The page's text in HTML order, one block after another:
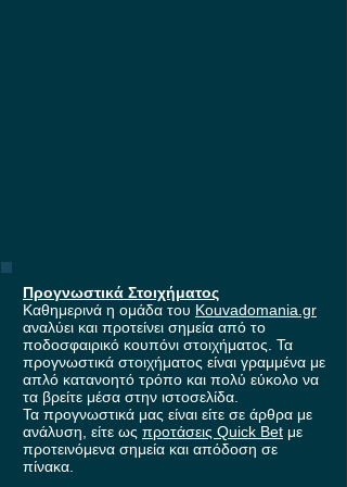
Προγνωστικά Στοιχήματος
Καθημερινά η ομάδα του Kouvadomania.gr
αναλύει και προτείνει σημεία από το
ποδοσφαιρικό κουπόνι στοιχήματος. Τα
προγνωστικά στοιχήματος είναι γραμμένα με
απλό κατανοητό τρόπο και πολύ εύκολο να
τα βρείτε μέσα στην ιστοσελίδα.
Τα προγνωστικά μας είναι είτε σε άρθρα με
ανάλυση, είτε ως προτάσεις Quick Bet με
προτεινόμενα σημεία και απόδοση σε
πίνακα.